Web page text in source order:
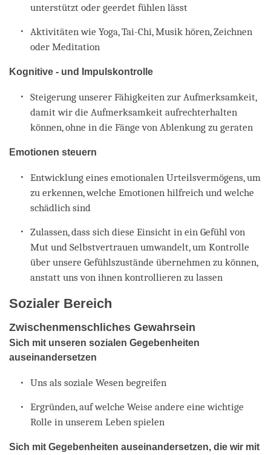
unterstützt oder geerdet fühlen lässt
Aktivitäten wie Yoga, Tai-Chi, Musik hören, Zeichnen
oder Meditation
Kognitive - und Impulskontrolle
Steigerung unserer Fähigkeiten zur Aufmerksamkeit,
damit wir die Aufmerksamkeit aufrechterhalten
können, ohne in die Fänge von Ablenkung zu geraten
Emotionen steuern
Entwicklung eines emotionalen Urteilsvermögens, um
zu erkennen, welche Emotionen hilfreich und welche
schädlich sind
Zulassen, dass sich diese Einsicht in ein Gefühl von
Mut und Selbstvertrauen umwandelt, um Kontrolle
über unsere Gefühlszustände übernehmen zu können,
anstatt uns von ihnen kontrollieren zu lassen
Sozialer Bereich
Zwischenmenschliches Gewahrsein
Sich mit unseren sozialen Gegebenheiten
auseinandersetzen
Uns als soziale Wesen begreifen
Ergründen, auf welche Weise andere eine wichtige
Rolle in unserem Leben spielen
Sich mit Gegebenheiten auseinandersetzen, die wir mit